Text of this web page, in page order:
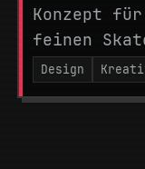
Konzept
feinen
Design